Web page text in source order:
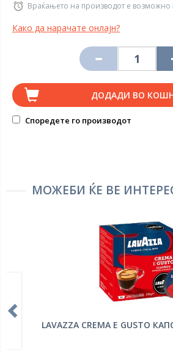
Враќањето на производот е возможно
Како да нарачате онлајн?
ДОДАДИ ВО
Споредете го производот
МОЖЕБИ ЌЕ ВЕ
LAVAZZA CREMA E GUSTO